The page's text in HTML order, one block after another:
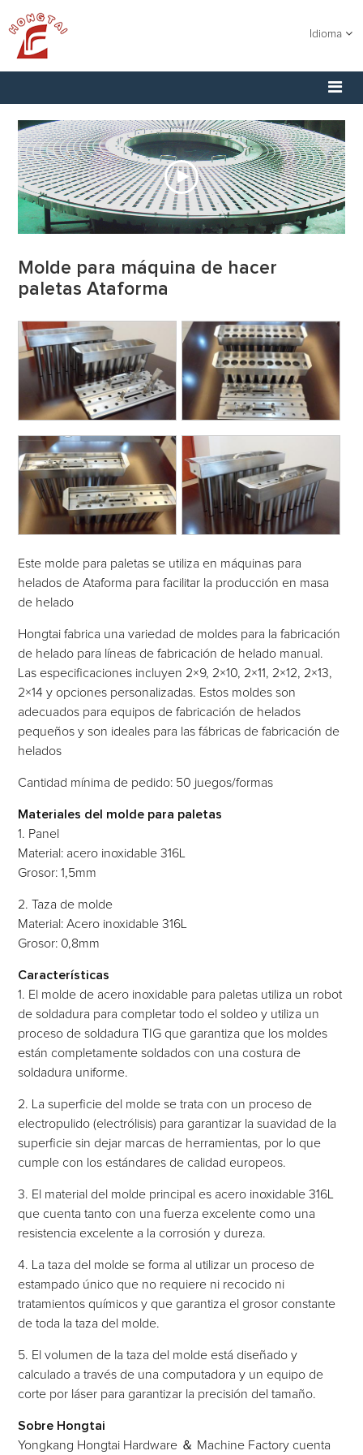
Idioma
Molde para máquina de hacer
paletas Ataforma
Este molde para paletas se utiliza en máquinas para
helados de Ataforma para facilitar la producción en masa
de helado
Hongtai fabrica una variedad de moldes para la fabricación
de helado para líneas de fabricación de helado manual.
Las especificaciones incluyen 2×9, 2×10, 2×11, 2×12, 2×13,
2×14 y opciones personalizadas. Estos moldes son
adecuados para equipos de fabricación de helados
pequeños y son ideales para las fábricas de fabricación de
helados
Cantidad mínima de pedido: 50 juegos/formas
Materiales del molde para paletas
1. Panel
Material: acero inoxidable 316L
Grosor: 1,5mm
2. Taza de molde
Material: Acero inoxidable 316L
Grosor: 0,8mm
Características
1. El molde de acero inoxidable para paletas utiliza un robot
de soldadura para completar todo el soldeo y utiliza un
proceso de soldadura TIG que garantiza que los moldes
están completamente soldados con una costura de
soldadura uniforme.
2. La superficie del molde se trata con un proceso de
electropulido (electrólisis) para garantizar la suavidad de la
superficie sin dejar marcas de herramientas, por lo que
cumple con los estándares de calidad europeos.
3. El material del molde principal es acero inoxidable 316L
que cuenta tanto con una fuerza excelente como una
resistencia excelente a la corrosión y dureza.
4. La taza del molde se forma al utilizar un proceso de
estampado único que no requiere ni recocido ni
tratamientos químicos y que garantiza el grosor constante
de toda la taza del molde.
5. El volumen de la taza del molde está diseñado y
calculado a través de una computadora y un equipo de
corte por láser para garantizar la precisión del tamaño.
Sobre Hongtai
Yongkang Hongtai Hardware ＆ Machine Factory cuenta